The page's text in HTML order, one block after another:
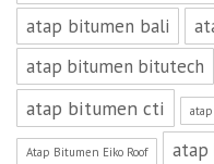
atap bitumen bali
atap bitumen bitutech
atap bitumen cti
Atap Bitumen Eiko Roof
atap